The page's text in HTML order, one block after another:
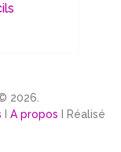
2026.
IA propos I Réalisé